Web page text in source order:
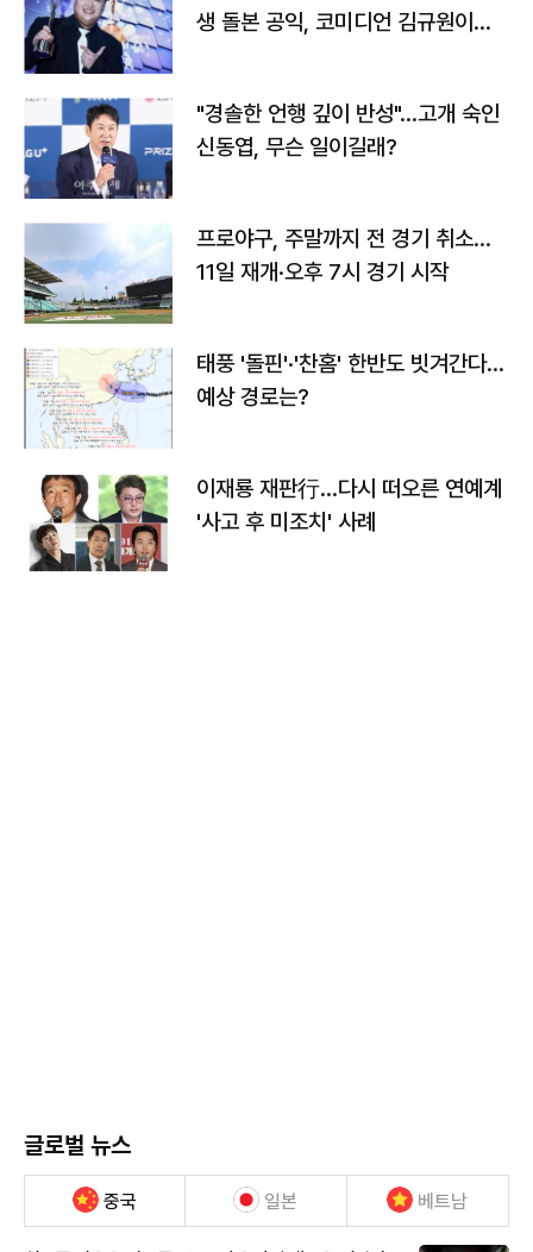
생 돌본 공익, 코미디언 김규원이었
"경솔한 언행 깊이 반성"…고개 숙인
신동엽, 무슨 일이길래?
프로야구, 주말까지 전 경기 취소…
11일 재개·오후 7시 경기 시작
태풍 '돌핀'·'찬홈' 한반도 빗겨간다…
예상 경로는?
이재룡 재판行…다시 떠오른 연예계
'사고 후 미조치' 사례
글로벌 뉴스
중국 일본 베트남